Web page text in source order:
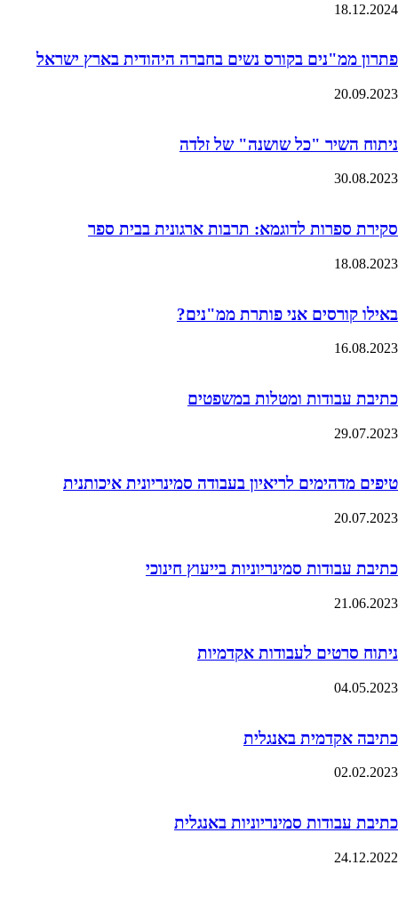
18.12.2024
פתרון ממ"נים בקורס נשים בחברה היהודית בארץ ישראל
20.09.2023
ניתוח השיר "כל שושנה" של זלדה
30.08.2023
סקירת ספרות לדוגמא: תרבות ארגונית בבית ספר
18.08.2023
באילו קורסים אני פותרת ממ"נים?
16.08.2023
כתיבת עבודות ומטלות במשפטים
29.07.2023
טיפים מדהימים לריאיון בעבודה סמינריונית איכותנית
20.07.2023
כתיבת עבודות סמינריוניות בייעוץ חינוכי
21.06.2023
ניתוח סרטים לעבודות אקדמיות
04.05.2023
כתיבה אקדמית באנגלית
02.02.2023
כתיבת עבודות סמינריוניות באנגלית
24.12.2022